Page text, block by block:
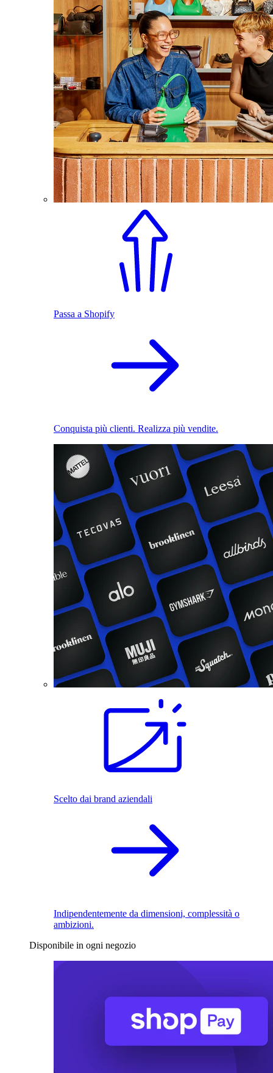
Passa a Shopify
Conquista più clienti. Realizza più vendite.
Scelto dai brand aziendali
Indipendentemente da dimensioni, complessità o
ambizioni.
Disponibile in ogni negozio